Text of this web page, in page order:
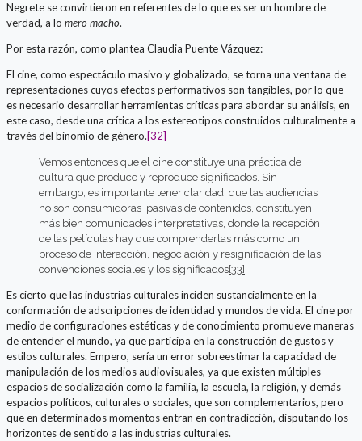
Negrete se convirtieron en referentes de lo que es ser un hombre de
verdad, a lo mero macho.
Por esta razón, como plantea Claudia Puente Vázquez:
El cine, como espectáculo masivo y globalizado, se torna una ventana de
representaciones cuyos efectos performativos son tangibles, por lo que
es necesario desarrollar herramientas críticas para abordar su análisis, en
este caso, desde una crítica a los estereotipos construidos culturalmente a
través del binomio de género.[32]
Vemos entonces que el cine constituye una práctica de
cultura que produce y reproduce significados. Sin
embargo, es importante tener claridad, que las audiencias
no son consumidoras pasivas de contenidos, constituyen
más bien comunidades interpretativas, donde la recepción
de las películas hay que comprenderlas más como un
proceso de interacción, negociación y resignificación de las
convenciones sociales y los significados[33] .
Es cierto que las industrias culturales inciden sustancialmente en la
conformación de adscripciones de identidad y mundos de vida. El cine por
medio de configuraciones estéticas y de conocimiento promueve maneras
de entender el mundo, ya que participa en la construcción de gustos y
estilos culturales. Empero, sería un error sobreestimar la capacidad de
manipulación de los medios audiovisuales, ya que existen múltiples
espacios de socialización como la familia, la escuela, la religión, y demás
espacios políticos, culturales o sociales, que son complementarios, pero
que en determinados momentos entran en contradicción, disputando los
horizontes de sentido a las industrias culturales.